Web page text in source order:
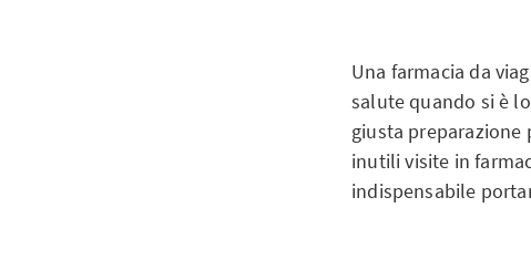
Una farmacia da
salute quando si è
giusta
inutili visite in
indispensabile